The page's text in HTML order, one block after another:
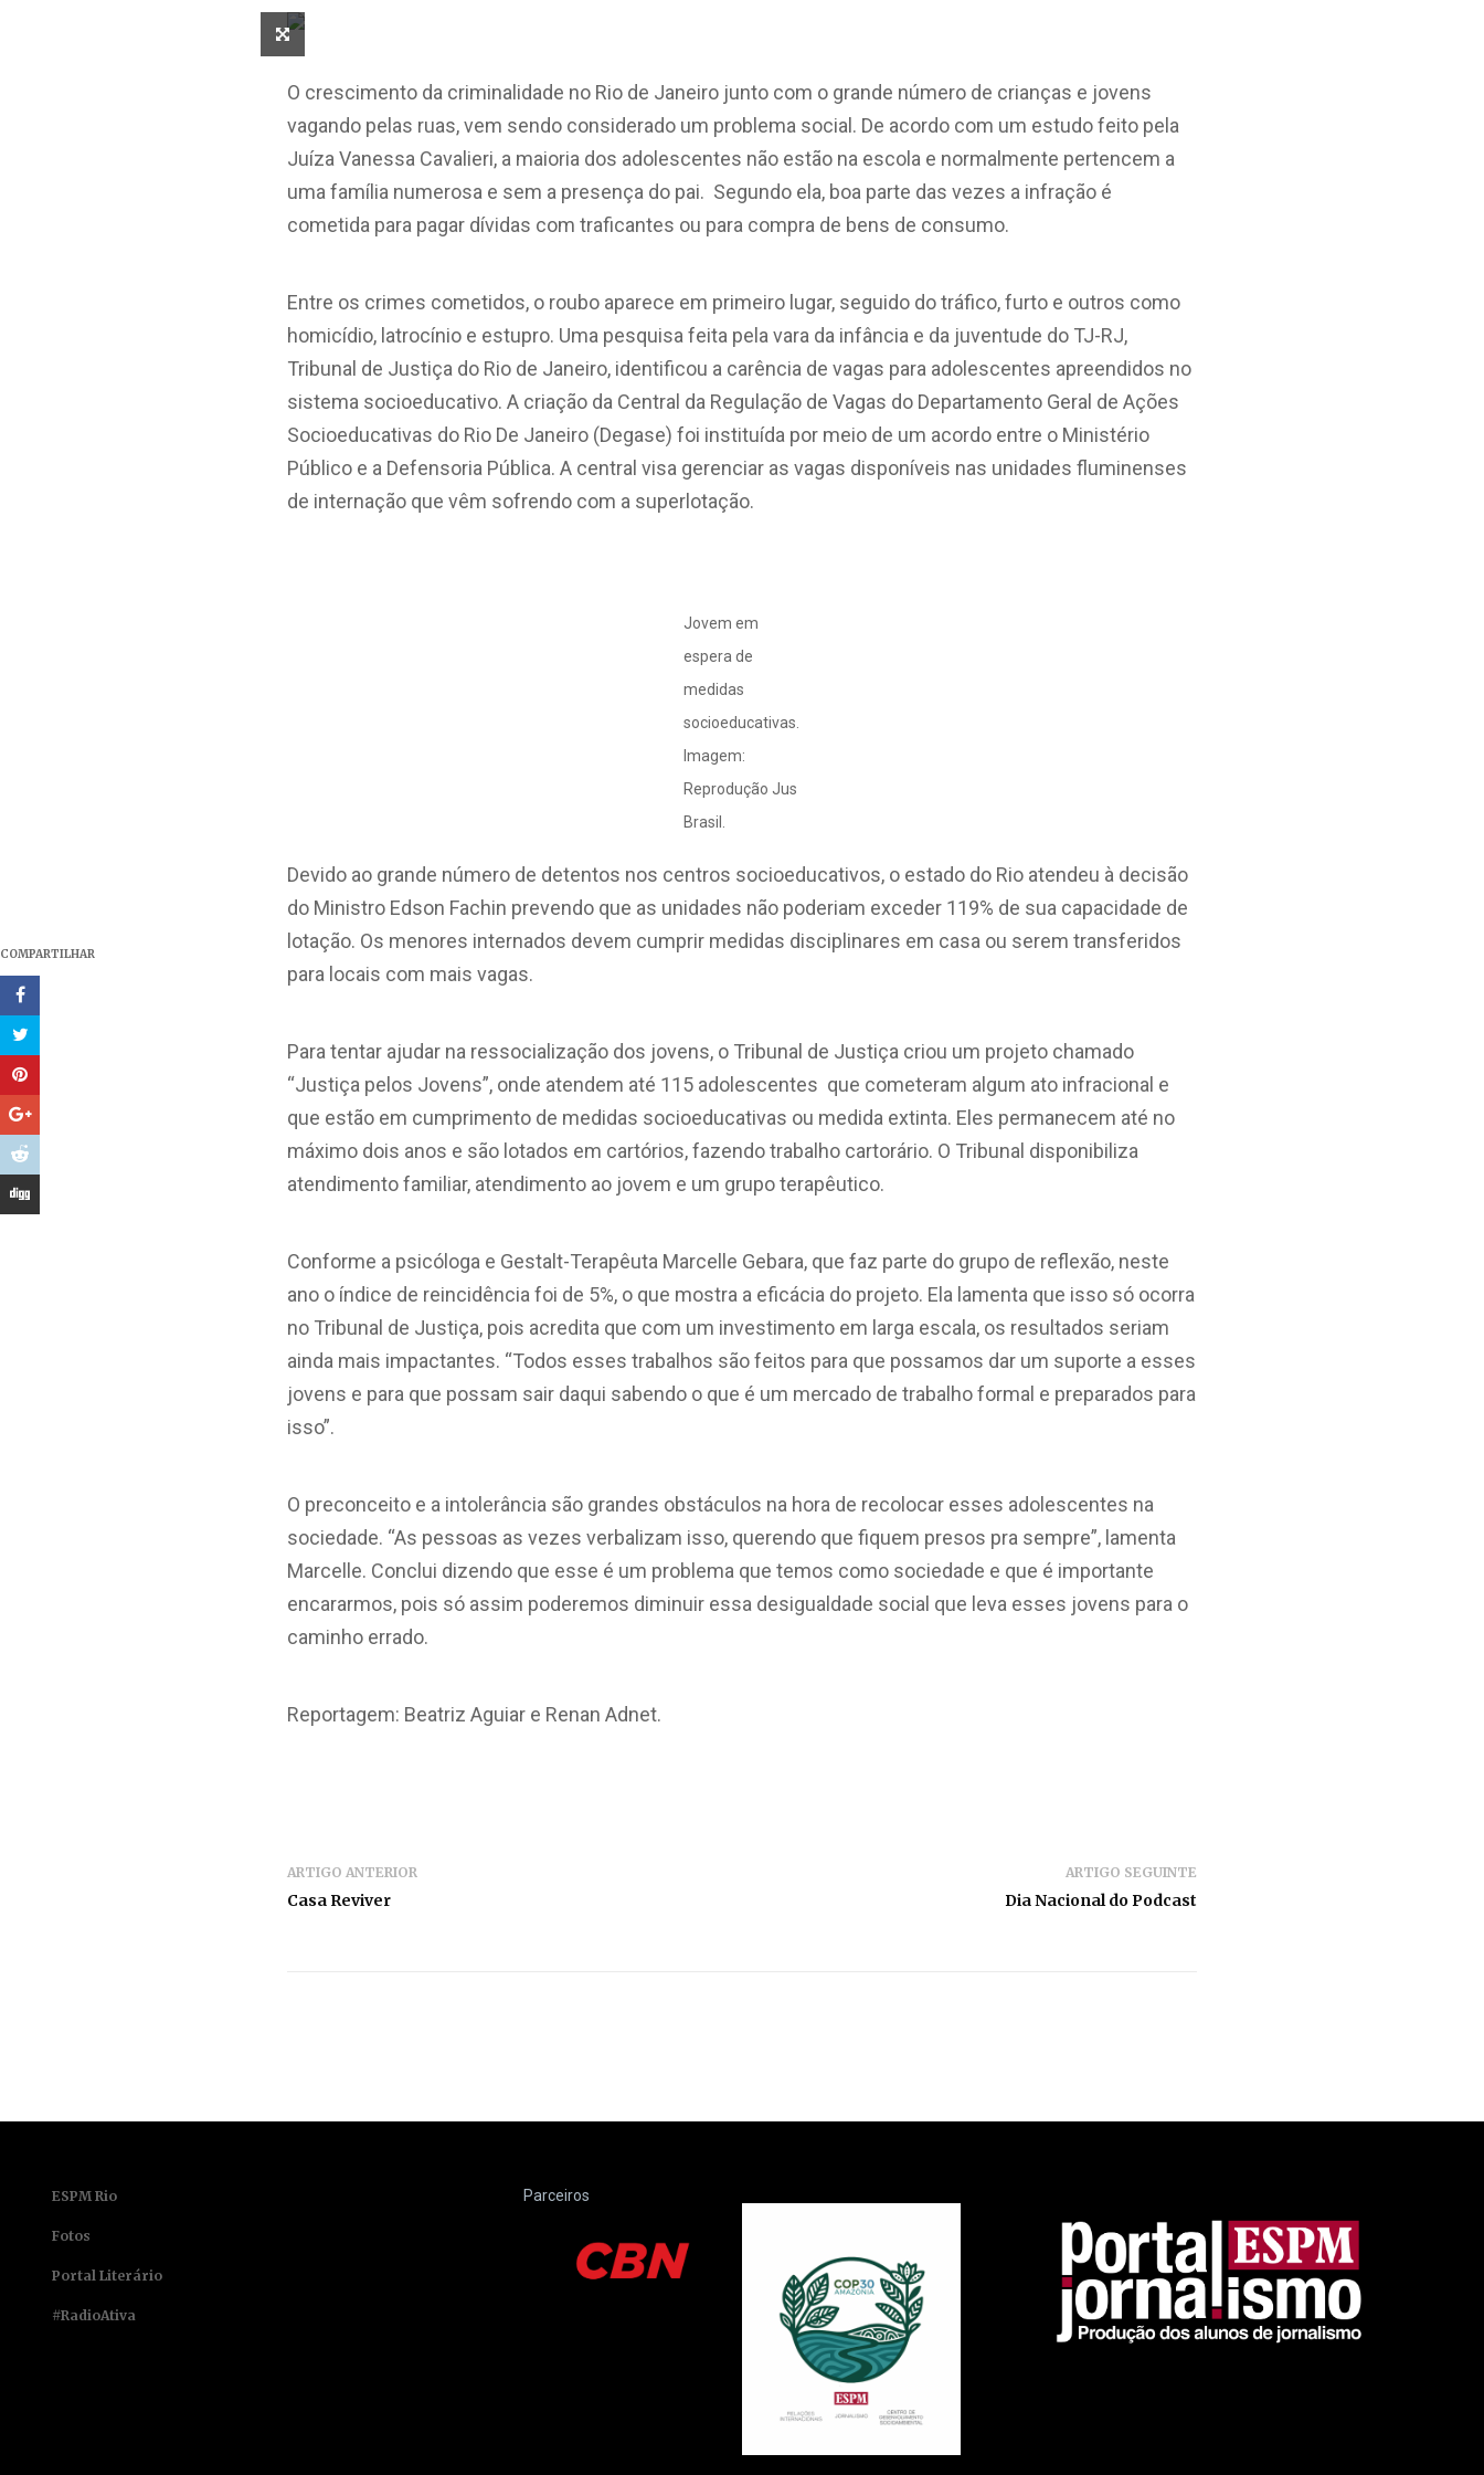
COMPARTILHAR
O crescimento da criminalidade no Rio de Janeiro junto com o grande número de crianças e jovens
vagando pelas ruas, vem sendo considerado um problema social. De acordo com um estudo feito pela
Juíza Vanessa Cavalieri, a maioria dos adolescentes não estão na escola e normalmente pertencem a
uma família numerosa e sem a presença do pai. Segundo ela, boa parte das vezes a infração é
cometida para pagar dívidas com traficantes ou para compra de bens de consumo.
Entre os crimes cometidos, o roubo aparece em primeiro lugar, seguido do tráfico, furto e outros como
homicídio, latrocínio e estupro. Uma pesquisa feita pela vara da infância e da juventude do TJ-RJ,
Tribunal de Justiça do Rio de Janeiro, identificou a carência de vagas para adolescentes apreendidos no
sistema socioeducativo. A criação da Central da Regulação de Vagas do Departamento Geral de Ações
Socioeducativas do Rio De Janeiro (Degase) foi instituída por meio de um acordo entre o Ministério
Público e a Defensoria Pública. A central visa gerenciar as vagas disponíveis nas unidades fluminenses
de internação que vêm sofrendo com a superlotação.
Jovem em
espera de
medidas
socioeducativas.
Imagem:
Reprodução Jus
Brasil.
Devido ao grande número de detentos nos centros socioeducativos, o estado do Rio atendeu à decisão
do Ministro Edson Fachin prevendo que as unidades não poderiam exceder 119% de sua capacidade de
lotação. Os menores internados devem cumprir medidas disciplinares em casa ou serem transferidos
para locais com mais vagas.
Para tentar ajudar na ressocialização dos jovens, o Tribunal de Justiça criou um projeto chamado
“Justiça pelos Jovens”, onde atendem até 115 adolescentes que cometeram algum ato infracional e
que estão em cumprimento de medidas socioeducativas ou medida extinta. Eles permanecem até no
máximo dois anos e são lotados em cartórios, fazendo trabalho cartorário. O Tribunal disponibiliza
atendimento familiar, atendimento ao jovem e um grupo terapêutico.
Conforme a psicóloga e Gestalt-Terapêuta Marcelle Gebara, que faz parte do grupo de reflexão, neste
ano o índice de reincidência foi de 5%, o que mostra a eficácia do projeto. Ela lamenta que isso só ocorra
no Tribunal de Justiça, pois acredita que com um investimento em larga escala, os resultados seriam
ainda mais impactantes. “Todos esses trabalhos são feitos para que possamos dar um suporte a esses
jovens e para que possam sair daqui sabendo o que é um mercado de trabalho formal e preparados para
isso”.
O preconceito e a intolerância são grandes obstáculos na hora de recolocar esses adolescentes na
sociedade. “As pessoas as vezes verbalizam isso, querendo que fiquem presos pra sempre”, lamenta
Marcelle. Conclui dizendo que esse é um problema que temos como sociedade e que é importante
encararmos, pois só assim poderemos diminuir essa desigualdade social que leva esses jovens para o
caminho errado.
Reportagem: Beatriz Aguiar e Renan Adnet.
ARTIGO ANTERIOR
Casa Reviver
ARTIGO SEGUINTE
Dia Nacional do Podcast
ESPM Rio
Fotos
Portal Literário
#RadioAtiva
Parceiros